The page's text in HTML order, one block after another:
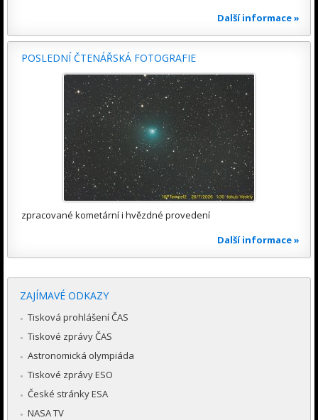
Další informace »
POSLEDNÍ ČTENÁŘSKÁ FOTOGRAFIE
zpracované kometární i hvězdné provedení
Další informace »
ZAJÍMAVÉ ODKAZY
Tisková prohlášení ČAS
Tiskové zprávy ČAS
Astronomická olympiáda
Tiskové zprávy ESO
České stránky ESA
NASA TV